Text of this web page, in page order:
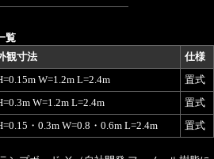
覧
観寸法
仕様
W=1.2m L=2.4m
置式
W=1.2m L=2.4m
置式
・0.3m W=0.8・0.6m L=2.4m 置式